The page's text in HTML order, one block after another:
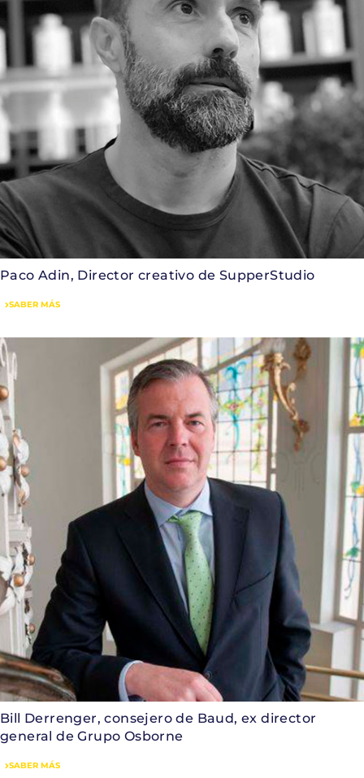
Paco Adin, Director creativo de SupperStudio
SABER MÁS
Bill Derrenger, consejero de Baud, ex director
general de Grupo Osborne
SABER MÁS